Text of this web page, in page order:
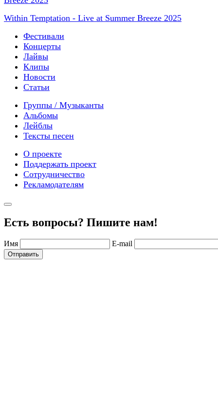
Within Temptation - Live at Summer Breeze 2025
Фестивали
Концерты
Лайвы
Клипы
Новости
Статьи
Группы / Музыканты
Альбомы
Лейблы
Тексты песен
О проекте
Поддержать проект
Сотрудничество
Рекламодателям
Есть вопросы? Пишите нам!
Имя E-mail